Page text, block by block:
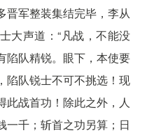
晋军整装集结完毕，李从
大声道：“凡战，不能没
陷队精锐。眼下，本使要
陷队锐士不可不挑选！现
战首功！除此之外，人
一千；斩首之功另算；日